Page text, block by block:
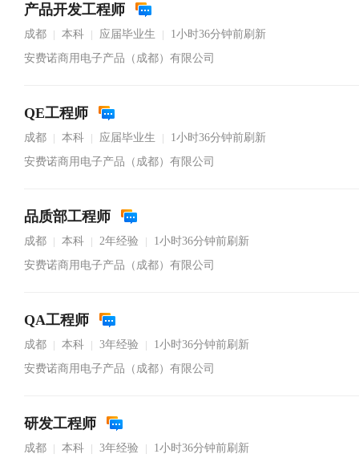
产品开发工程师
成都 本科 应届毕业生
1小时36分钟前刷新
安费诺商用电子产品（成都）有限公司
QE工程师
成都 本科 应届毕业生
1小时36分钟前刷新
安费诺商用电子产品（成都）有限公司
品质部工程师
成都 本科 2年经验
1小时36分钟前刷新
安费诺商用电子产品（成都）有限公司
QA工程师
成都 本科 3年经验
1小时36分钟前刷新
安费诺商用电子产品（成都）有限公司
研发工程师
成都 本科 3年经验
1小时36分钟前刷新